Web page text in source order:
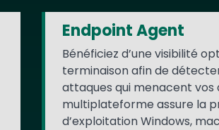
Endpoint Agent
Bénéficiez d’une visibilité
terminaison afin de
attaques qui menacent
multiplateforme assure la
d’exploitation Windows,